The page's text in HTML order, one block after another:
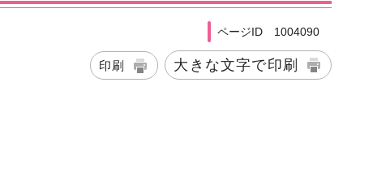
ページID 1004090
印刷 大きな文字で印刷